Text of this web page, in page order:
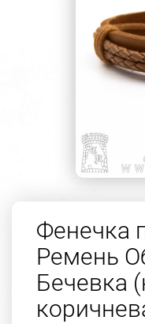
Фенечка
Ремень
Бечевка